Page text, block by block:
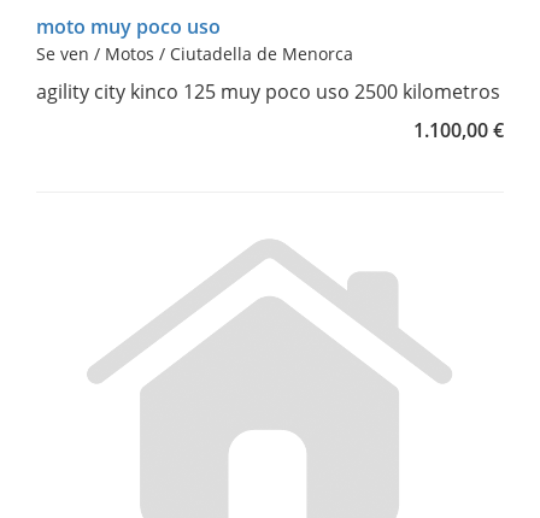
moto muy poco uso
Se ven / Motos / Ciutadella de Menorca
agility city kinco 125 muy poco uso 2500 kilometros
1.100,00 €